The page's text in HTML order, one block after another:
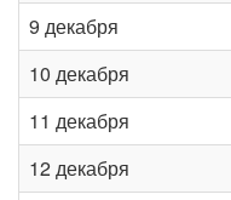
9 декабря
10 декабря
11 декабря
12 декабря